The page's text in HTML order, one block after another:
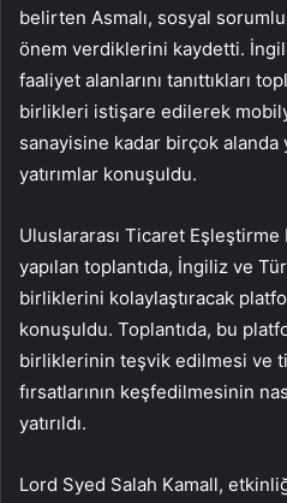
belirten Asmalı, sosyal
önem verdiklerini kaydetti.
faaliyet alanlarını tanıttıkları
birlikleri istişare edilerek
sanayisine kadar birçok alanda
yatırımlar konuşuldu.
Uluslararası Ticaret
yapılan toplantıda, İngiliz ve
birliklerini kolaylaştıracak
konuşuldu. Toplantıda, bu
birliklerinin teşvik edilmesi ve
fırsatlarının keşfedilmesinin
yatırıldı.
Lord Syed Salah Kamall,